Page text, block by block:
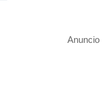
Anuncio